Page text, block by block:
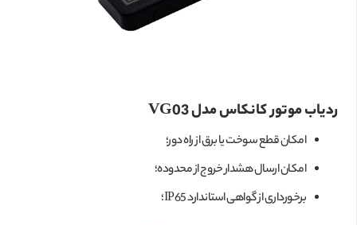
ردیاب موتور کانکاس مدل VG03
امکان قطع سوخت یا برق از راه دور؛
امکان ارسال هشدار خروج از محدوده؛
برخورداری از گواهی استاندارد IP65؛